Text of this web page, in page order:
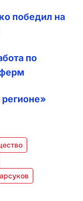
победил на
по